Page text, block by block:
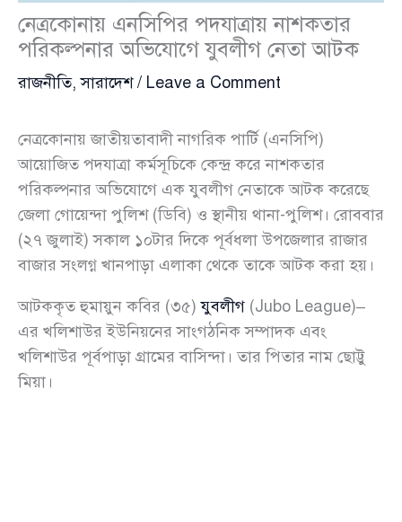
নেত্রকোনায় এনসিপির পদযাত্রায় নাশকতার
পরিকল্পনার অভিযোগে যুবলীগ নেতা আটক
রাজনীতি,সারাদেশ/ Leave a Comment
নেত্রকোনায় জাতীয়তাবাদী নাগরিক পার্টি (এনসিপি)
আয়োজিত পদযাত্রা কর্মসূচিকে কেন্দ্র করে নাশকতার
পরিকল্পনার অভিযোগে এক যুবলীগ নেতাকে আটক করেছে
জেলা গোয়েন্দা পুলিশ (ডিবি) ও স্থানীয় থানা-পুলিশ। রোববার
(২৭ জুলাই) সকাল ১০টার দিকে পূর্বধলা উপজেলার রাজার
বাজার সংলগ্ন খানপাড়া এলাকা থেকে তাকে আটক করা হয়।
আটককৃত হুমায়ুন কবির (৩৫)যুবলীগ (Jubo League)–
এর খলিশাউর ইউনিয়নের সাংগঠনিক সম্পাদক এবং
খলিশাউর পূর্বপাড়া গ্রামের বাসিন্দা। তার পিতার নাম ছোট্টু
মিয়া।